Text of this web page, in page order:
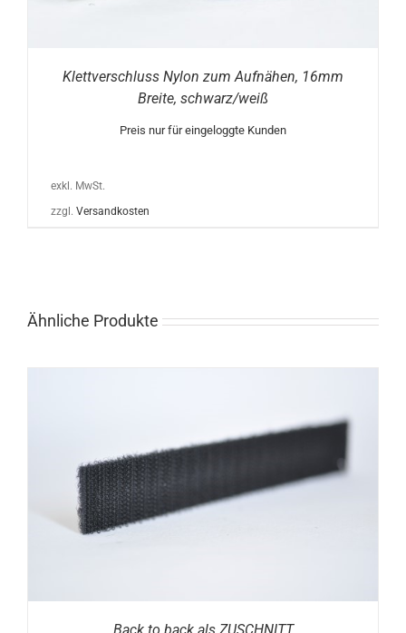
Klettverschluss Nylon zum Aufnähen, 16mm
Breite, schwarz/weiß
Preis nur für eingeloggte Kunden
exkl. MwSt.
zzgl. Versandkosten
Ähnliche Produkte
Back to back als ZUSCHNITT